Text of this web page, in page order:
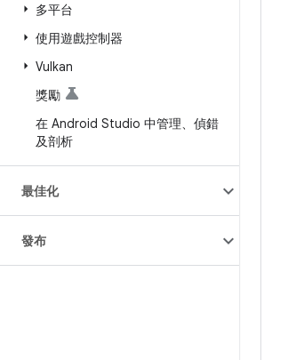
多平台
使用遊戲控制器
Vulkan
獎勵
在 Android Studio 中管理、偵錯
及剖析
最佳化
發布